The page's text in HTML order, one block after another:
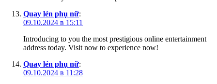
Quay lén phụ nữ:
09.10.2024 в 15:11
Introducing to you the most prestigious online entertainment
address today. Visit now to experience now!
Quay lén phụ nữ:
09.10.2024 в 11:28